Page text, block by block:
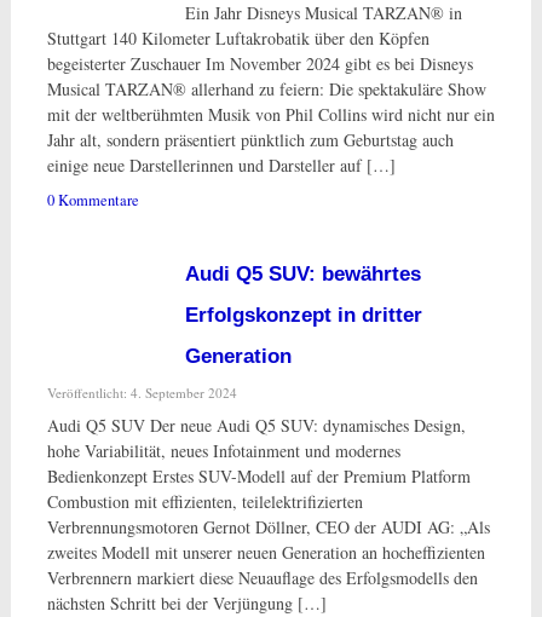
Ein Jahr Disneys Musical TARZAN® in
Stuttgart 140 Kilometer Luftakrobatik über den Köpfen
begeisterter Zuschauer Im November 2024 gibt es bei Disneys
Musical TARZAN® allerhand zu feiern: Die spektakuläre Show
mit der weltberühmten Musik von Phil Collins wird nicht nur ein
Jahr alt, sondern präsentiert pünktlich zum Geburtstag auch
einige neue Darstellerinnen und Darsteller auf […]
0 Kommentare
Audi Q5 SUV: bewährtes
Erfolgskonzept in dritter
Generation
Veröffentlicht: 4. September 2024
Audi Q5 SUV Der neue Audi Q5 SUV: dynamisches Design,
hohe Variabilität, neues Infotainment und modernes
Bedienkonzept Erstes SUV-Modell auf der Premium Platform
Combustion mit effizienten, teilelektrifizierten
Verbrennungsmotoren Gernot Döllner, CEO der AUDI AG: „Als
zweites Modell mit unserer neuen Generation an hocheffizienten
Verbrennern markiert diese Neuauflage des Erfolgsmodells den
nächsten Schritt bei der Verjüngung […]